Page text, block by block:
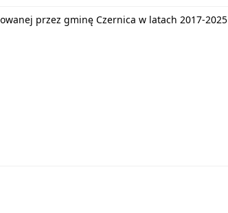
przez gminę Czernica w latach 2017-2025